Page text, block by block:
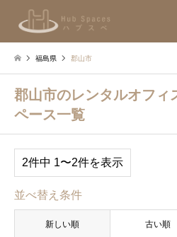
福島県 郡山市
郡山市のレンタルオフィ
ペース一覧
2件中 1〜2件を表示
並べ替え条件
新しい順 古い順